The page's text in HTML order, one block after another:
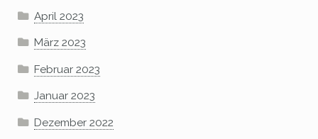
April 2023
März 2023
Februar 2023
Januar 2023
Dezember 2022